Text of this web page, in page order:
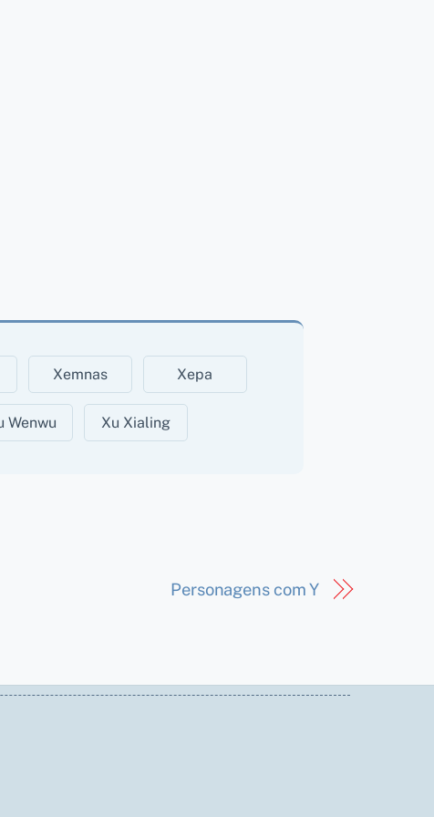
Xemnas Xepa
Wenwu Xu Xialing
Personagens com Y